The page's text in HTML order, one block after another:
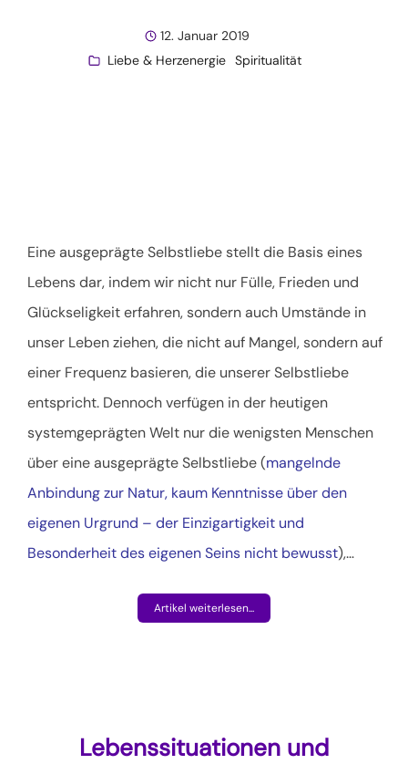
12. Januar 2019
Liebe & Herzenergie Spiritualität
Eine ausgeprägte Selbstliebe stellt die Basis eines
Lebens dar, indem wir nicht nur Fülle, Frieden und
Glückseligkeit erfahren, sondern auch Umstände in
unser Leben ziehen, die nicht auf Mangel, sondern auf
einer Frequenz basieren, die unserer Selbstliebe
entspricht. Dennoch verfügen in der heutigen
systemgeprägten Welt nur die wenigsten Menschen
über eine ausgeprägte Selbstliebe (mangelnde
Anbindung zur Natur, kaum Kenntnisse über den
eigenen Urgrund – der Einzigartigkeit und
Besonderheit des eigenen Seins nicht bewusst),…
Artikel weiterlesen...
Lebenssituationen und